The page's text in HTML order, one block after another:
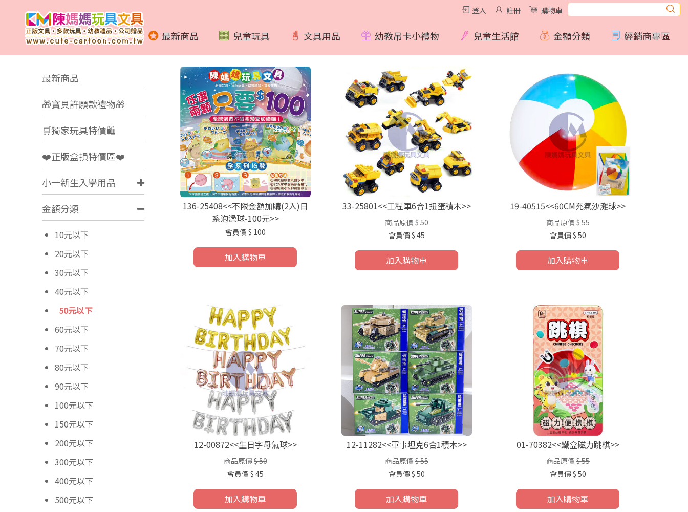
登入 註冊 購物車
最新商品 兒童玩具 文具用品 幼教吊卡小禮物 兒童生活館 金額分類 經銷商專區
最新商品
🎁寶貝許願款禮物🎁
🛒獨家玩具特價🛍️
❤️正版盒損特價區❤️
小一新生入學用品
金額分類
10元以下
20元以下
30元以下
40元以下
50元以下
60元以下
70元以下
80元以下
90元以下
100元以下
150元以下
200元以下
300元以下
400元以下
500元以下
136-25408<<不限金額加購(2入)日
系泡澡球-100元>>
會員價 $ 100
加入購物車
33-25801<<工程車6合1扭蛋積木>>
商品原價 $ 50
會員價 $ 45
加入購物車
19-40515<<60CM充氣沙灘球>>
商品原價 $ 55
會員價 $ 50
加入購物車
12-00872<<生日字母氣球>>
商品原價 $ 50
會員價 $ 45
加入購物車
12-11282<<軍事坦克6合1積木>>
商品原價 $ 55
會員價 $ 50
加入購物車
01-70382<<鐵盒磁力跳棋>>
商品原價 $ 55
會員價 $ 50
加入購物車